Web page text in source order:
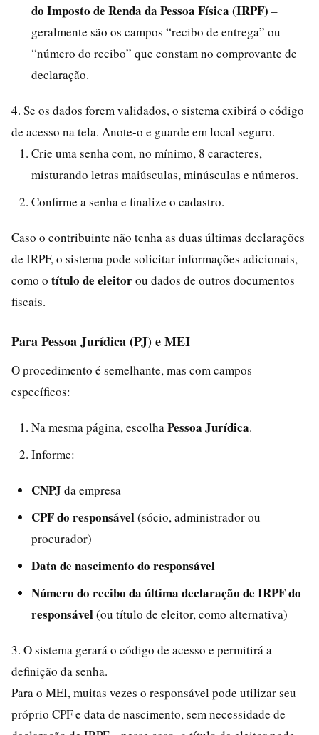
do Imposto de Renda da Pessoa Física (IRPF) –
geralmente são os campos “recibo de entrega” ou
“número do recibo” que constam no comprovante de
declaração.
4. Se os dados forem validados, o sistema exibirá o código
de acesso na tela. Anote-o e guarde em local seguro.
Crie uma senha com, no mínimo, 8 caracteres,
misturando letras maiúsculas, minúsculas e números.
Confirme a senha e finalize o cadastro.
Caso o contribuinte não tenha as duas últimas declarações
de IRPF, o sistema pode solicitar informações adicionais,
como o título de eleitorou dados de outros documentos
fiscais.
Para Pessoa Jurídica (PJ) e MEI
O procedimento é semelhante, mas com campos
específicos:
Na mesma página, escolha Pessoa Jurídica.
Informe:
CNPJ da empresa
CPF do responsável(sócio, administrador ou
procurador)
Data de nascimento do responsável
Número do recibo da última declaração de IRPF do
responsável(ou título de eleitor, como alternativa)
3. O sistema gerará o código de acesso e permitirá a
definição da senha.
Para o MEI, muitas vezes o responsável pode utilizar seu
próprio CPF e data de nascimento, sem necessidade de